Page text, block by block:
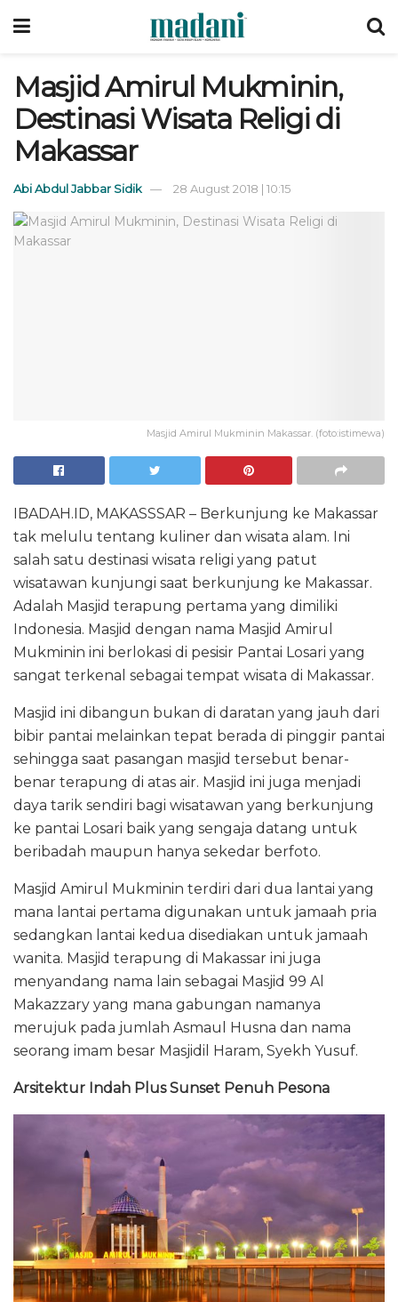
Masjid Amirul Mukminin,
Destinasi Wisata Religi di
Makassar
Abi Abdul Jabbar Sidik 28 August 2018 | 10:15
Masjid Amirul Mukminin Makassar. (foto:istimewa)
IBADAH.ID, MAKASSSAR – Berkunjung ke Makassar
tak melulu tentang kuliner dan wisata alam. Ini
salah satu destinasi wisata religi yang patut
wisatawan kunjungi saat berkunjung ke Makassar.
Adalah Masjid terapung pertama yang dimiliki
Indonesia. Masjid dengan nama Masjid Amirul
Mukminin ini berlokasi di pesisir Pantai Losari yang
sangat terkenal sebagai tempat wisata di Makassar.
Masjid ini dibangun bukan di daratan yang jauh dari
bibir pantai melainkan tepat berada di pinggir pantai
sehingga saat pasangan masjid tersebut benar-
benar terapung di atas air. Masjid ini juga menjadi
daya tarik sendiri bagi wisatawan yang berkunjung
ke pantai Losari baik yang sengaja datang untuk
beribadah maupun hanya sekedar berfoto.
Masjid Amirul Mukminin terdiri dari dua lantai yang
mana lantai pertama digunakan untuk jamaah pria
sedangkan lantai kedua disediakan untuk jamaah
wanita. Masjid terapung di Makassar ini juga
menyandang nama lain sebagai Masjid 99 Al
Makazzary yang mana gabungan namanya
merujuk pada jumlah Asmaul Husna dan nama
seorang imam besar Masjidil Haram, Syekh Yusuf.
Arsitektur Indah Plus Sunset Penuh Pesona